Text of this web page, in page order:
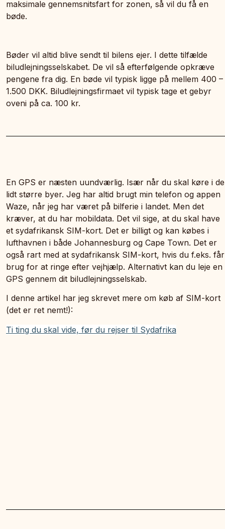
maksimale gennemsnitsfart for zonen, så vil du få en
bøde.
Bøder vil altid blive sendt til bilens ejer. I dette tilfælde
biludlejningsselskabet. De vil så efterfølgende opkræve
pengene fra dig. En bøde vil typisk ligge på mellem 400 –
1.500 DKK. Biludlejningsfirmaet vil typisk tage et gebyr
oveni på ca. 100 kr.
En GPS er næsten uundværlig. Især når du skal køre i de
lidt større byer. Jeg har altid brugt min telefon og appen
Waze, når jeg har været på bilferie i landet. Men det
kræver, at du har mobildata. Det vil sige, at du skal have
et sydafrikansk SIM-kort. Det er billigt og kan købes i
lufthavnen i både Johannesburg og Cape Town. Det er
også rart med at sydafrikansk SIM-kort, hvis du f.eks. får
brug for at ringe efter vejhjælp. Alternativt kan du leje en
GPS gennem dit biludlejningsselskab.
I denne artikel har jeg skrevet mere om køb af SIM-kort
(det er ret nemt!):
Ti ting du skal vide, før du rejser til Sydafrika